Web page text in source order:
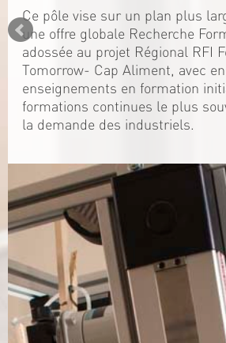
Ce pôle vise sur un plan plus
une offre globale Recherche
adossée au projet Régional RFI
Tomorrow- Cap Aliment, avec
enseignements en formation
formations continues le plus
la demande des industriels.